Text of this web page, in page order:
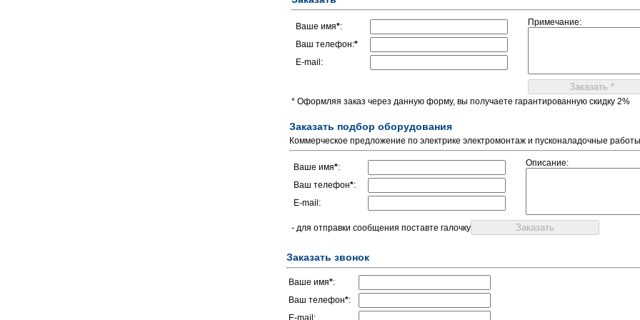
Ваше имя*:
Ваш телефон:*
E-mail:
Примечание:
* Оформляя заказ через данную форму, вы получаете гарантированную скидку 2%
Заказать подбор оборудования
Коммерческое предложение по электрике электромонтаж и пусконаладочные работы
Ваше имя*:
Ваш телефон*:
E-mail:
Описание:
- для отправки сообщения поставте галочку
Заказать звонок
Ваше имя*:
Ваш телефон*:
E-mail: